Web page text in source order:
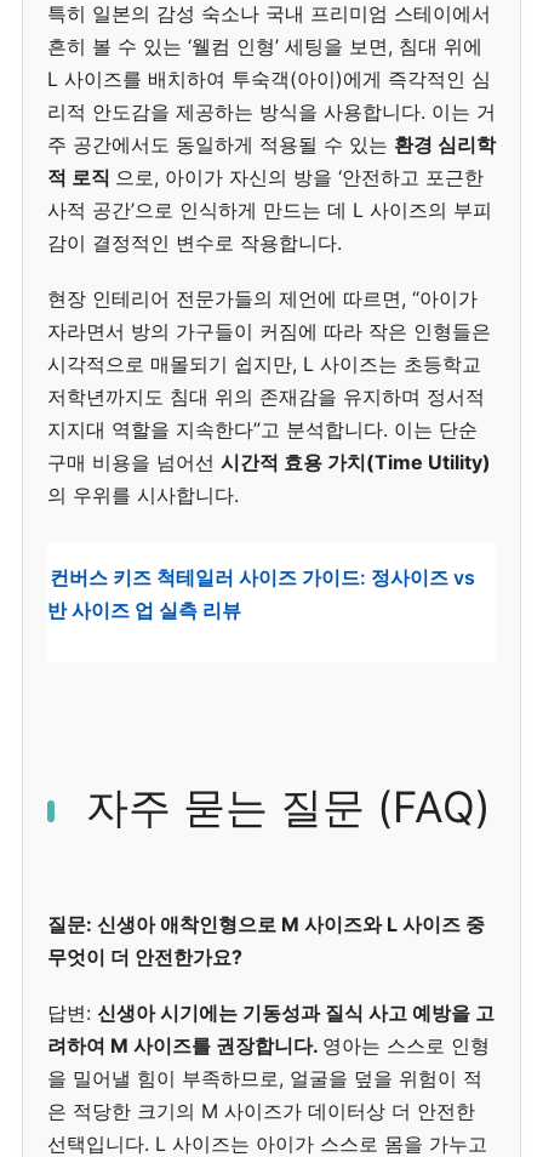
특히 일본의 감성 숙소나 국내 프리미엄 스테이에서
흔히 볼 수 있는 ‘웰컴 인형’ 세팅을 보면, 침대 위에
L 사이즈를 배치하여 투숙객(아이)에게 즉각적인 심
리적 안도감을 제공하는 방식을 사용합니다. 이는 거
주 공간에서도 동일하게 적용될 수 있는 환경 심리학
적 로직 으로, 아이가 자신의 방을 ‘안전하고 포근한
사적 공간’으로 인식하게 만드는 데 L 사이즈의 부피
감이 결정적인 변수로 작용합니다.
현장 인테리어 전문가들의 제언에 따르면, “아이가
자라면서 방의 가구들이 커짐에 따라 작은 인형들은
시각적으로 매몰되기 쉽지만, L 사이즈는 초등학교
저학년까지도 침대 위의 존재감을 유지하며 정서적
지지대 역할을 지속한다”고 분석합니다. 이는 단순
구매 비용을 넘어선 시간적 효용 가치(Time Utility)
의 우위를 시사합니다.
컨버스 키즈 척테일러 사이즈 가이드: 정사이즈 vs
반 사이즈 업 실측 리뷰
자주 묻는 질문 (FAQ)
질문: 신생아 애착인형으로 M 사이즈와 L 사이즈 중
무엇이 더 안전한가요?
답변: 신생아 시기에는 기동성과 질식 사고 예방을 고
려하여 M 사이즈를 권장합니다. 영아는 스스로 인형
을 밀어낼 힘이 부족하므로, 얼굴을 덮을 위험이 적
은 적당한 크기의 M 사이즈가 데이터상 더 안전한
선택입니다. L 사이즈는 아이가 스스로 몸을 가누고